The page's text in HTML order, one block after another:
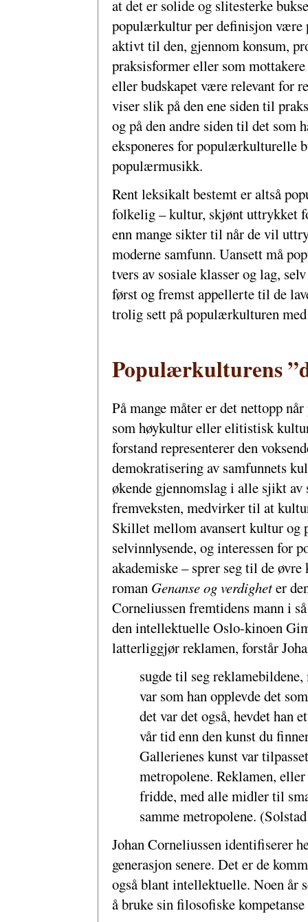
at det er solide og slitesterke
populærkultur per definisjon være
aktivt til den, gjennom konsum,
praksisformer eller som
eller budskapet være relevant for
viser slik på den ene siden til
og på den andre siden til det som
eksponeres for populærkulturelle
populærmusikk.
Rent leksikalt bestemt er altså
folkelig – kultur, skjønt uttrykket
enn mange sikter til når de vil
moderne samfunn. Uansett må
tvers av sosiale klasser og lag,
først og fremst appellerte til de
trolig sett på populærkulturen
Populærkulturens
På mange måter er det nettopp
som høykultur eller elitistisk
forstand representerer den
demokratisering av samfunnets
økende gjennomslag i alle sjikt av
fremveksten, medvirker til at
Skillet mellom avansert kultur
selvinnlysende, og interessen for
akademiske – sprer seg til de
roman Genanse og verdigheter
Corneliussen fremtidens mann i
den intellektuelle Oslo-kinoen
latterliggjør reklamen, forstår
sugde til seg
var som han opplevde det
det var det også, hevdet han
vår tid enn den kunst du
Gallerienes kunst var
metropolene. Reklamen,
fridde, med alle midler til
samme metropolene.
Johan Corneliussen identifiserer
generasjon senere. Det er de
også blant intellektuelle. Noen år
å bruke sin filosofiske